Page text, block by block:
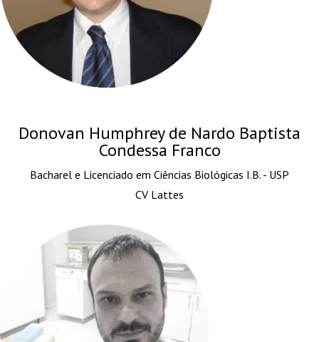
Donovan Humphrey de Nardo Baptista
Condessa Franco
Bacharel e Licenciado em Ciências Biológicas I.B. - USP
CV Lattes